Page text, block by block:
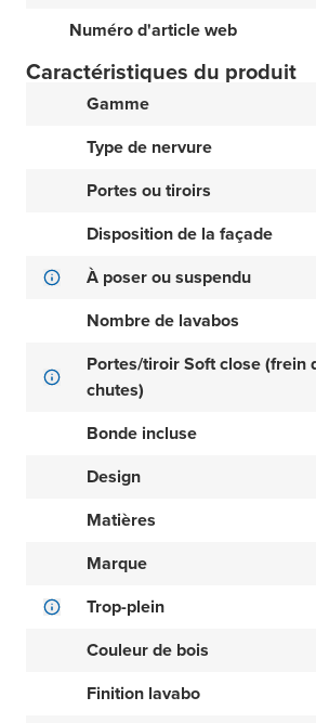
Numéro d'article web
Caractéristiques du produit
Gamme
Type de nervure
Portes ou tiroirs
Disposition de la façade
À poser ou suspendu
Nombre de lavabos
Portes/tiroir Soft close (frein
chutes)
Bonde incluse
Design
Matières
Marque
Trop-plein
Couleur de bois
Finition lavabo